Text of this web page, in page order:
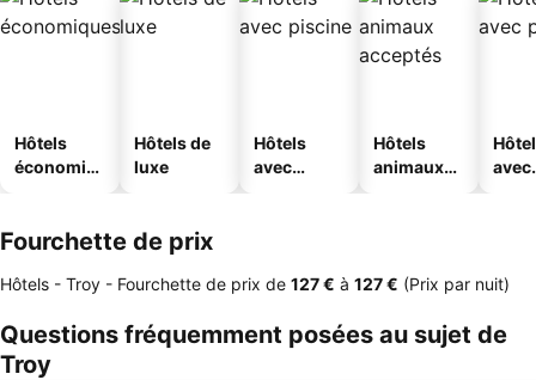
Hôtels
économiq
Hôtels de
luxe
Hôtels
avec
Hôtels
animaux
avec
Fourchette de prix
Hôtels - Troy - Fourchette de prix de ‎127 € à ‎127 € (Prix par nuit)
Questions fréquemment posées au sujet de
Troy